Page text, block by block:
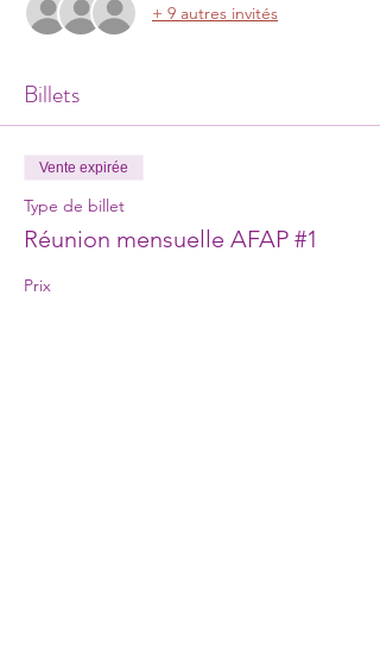
+ 9 autres invités
Billets
Vente expirée
Type de billet
Réunion mensuelle AFAP #1
Prix